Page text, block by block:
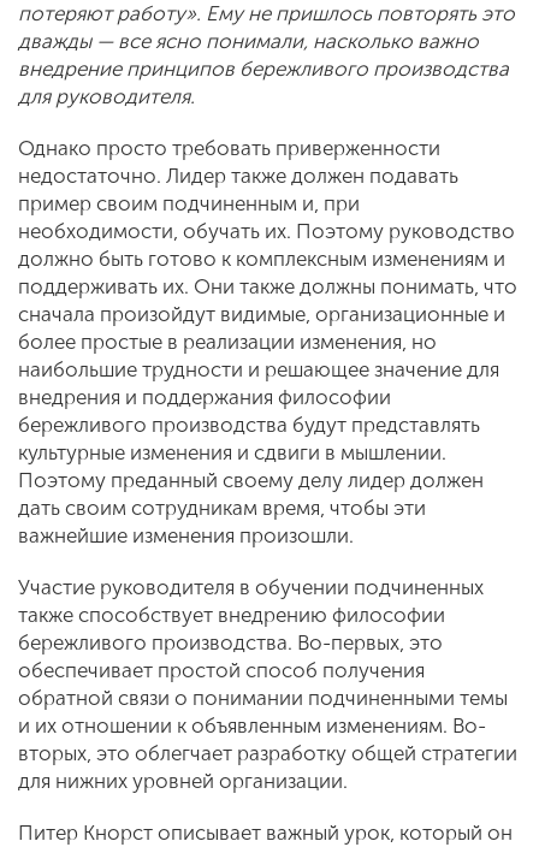
потеряют работу». Ему не пришлось повторять это
дважды — все ясно понимали, насколько важно
внедрение принципов бережливого производства
для руководителя.
Однако просто требовать приверженности
недостаточно. Лидер также должен подавать
пример своим подчиненным и, при
необходимости, обучать их. Поэтому руководство
должно быть готово к комплексным изменениям и
поддерживать их. Они также должны понимать, что
сначала произойдут видимые, организационные и
более простые в реализации изменения, но
наибольшие трудности и решающее значение для
внедрения и поддержания философии
бережливого производства будут представлять
культурные изменения и сдвиги в мышлении.
Поэтому преданный своему делу лидер должен
дать своим сотрудникам время, чтобы эти
важнейшие изменения произошли.
Участие руководителя в обучении подчиненных
также способствует внедрению философии
бережливого производства. Во-первых, это
обеспечивает простой способ получения
обратной связи о понимании подчиненными темы
и их отношении к объявленным изменениям. Во-
вторых, это облегчает разработку общей стратегии
для нижних уровней организации.
Питер Кнорст описывает важный урок, который он